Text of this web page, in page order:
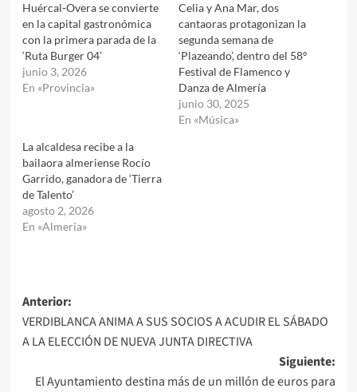
Huércal-Overa se convierte
en la capital gastronómica
con la primera parada de la
‘Ruta Burger 04’
junio 3, 2026
En «Provincia»
Celia y Ana Mar, dos
cantaoras protagonizan la
segunda semana de
‘Plazeando’, dentro del 58º
Festival de Flamenco y
Danza de Almería
junio 30, 2025
En «Música»
La alcaldesa recibe a la
bailaora almeriense Rocío
Garrido, ganadora de ‘Tierra
de Talento’
agosto 2, 2026
En «Almería»
Navegación
de
entradas
Anterior:
VERDIBLANCA ANIMA A SUS SOCIOS A ACUDIR EL SÁBADO
A LA ELECCIÓN DE NUEVA JUNTA DIRECTIVA
Siguiente:
El Ayuntamiento destina más de un millón de euros para